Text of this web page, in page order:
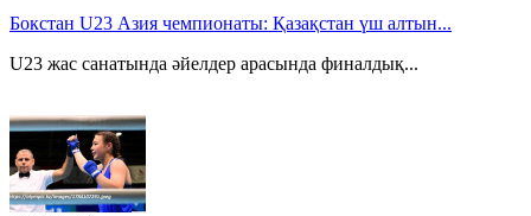
Бокстан U23 Азия чемпионаты: Қазақстан үш алтын...
U23 жас санатында әйелдер арасында финалдық...